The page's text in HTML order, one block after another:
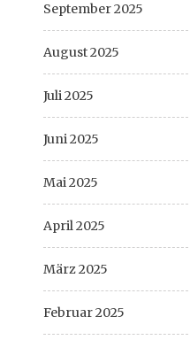
September 2025
August 2025
Juli 2025
Juni 2025
Mai 2025
April 2025
März 2025
Februar 2025